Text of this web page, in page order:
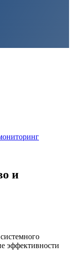
и
эффективности